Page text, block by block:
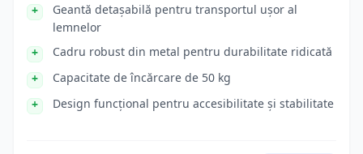
Geantă detașabilă pentru transportul ușor al
lemnelor
Cadru robust din metal pentru durabilitate ridicată
Capacitate de încărcare de 50 kg
Design funcțional pentru accesibilitate și stabilitate